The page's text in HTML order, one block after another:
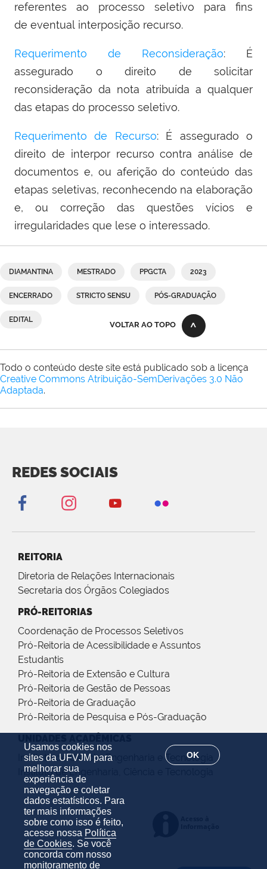
Usamos cookies nos
sites da UFVJM para
melhorar sua
experiência de
navegação e coletar
dados estatísticos. Para
ter mais informações
sobre como isso é feito,
acesse nossa Política
de Cookies. Se você
concorda com nosso
monitoramento de
OK
referentes ao processo seletivo para fins
de eventual interposição recurso.
Requerimento de Reconsideração: É
assegurado o direito de solicitar
reconsideração da nota atribuída a qualquer
das etapas do processo seletivo.
Requerimento de Recurso: É assegurado o
direito de interpor recurso contra análise de
documentos e, ou aferição do conteúdo das
etapas seletivas, reconhecendo na elaboração
e, ou correção das questões vícios e
irregularidades que lese o interessado.
DIAMANTINA MESTRADO PPGCTA 2023
ENCERRADO STRICTO SENSU PÓS-GRADUAÇÃO
EDITAL
VOLTAR AO TOPO
Todo o conteúdo deste site está publicado sob a licença
Creative Commons Atribuição-SemDerivações 3.0 Não
Adaptada.
REDES SOCIAIS
REITORIA
Diretoria de Relações Internacionais
Secretaria dos Órgãos Colegiados
PRÓ-REITORIAS
Coordenação de Processos Seletivos
Pró-Reitoria de Acessibilidade e Assuntos
Estudantis
Pró-Reitoria de Extensão e Cultura
Pró-Reitoria de Gestão de Pessoas
Pró-Reitoria de Graduação
Pró-Reitoria de Pesquisa e Pós-Graduação
Instituto de Ciência, Engenharia e Tecnologia
Instituto de Engenharia, Ciência e Tecnologia